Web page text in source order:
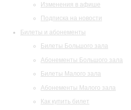
Изменения в афише
Подписка на новости
Билеты и абонементы
Билеты Большого зала
Абонементы Большого зала
Билеты Малого зала
Абонементы Малого зала
Как купить билет